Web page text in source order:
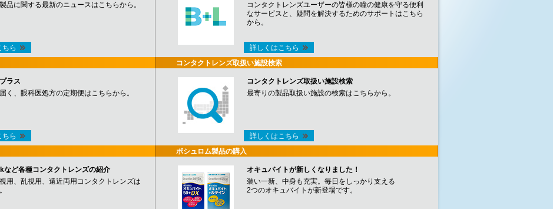
品に関する最新のニュースはこちらから。
ちら
ラス
く、眼科医処方の定期便はこちらから。
ちら
など各種コンタクトレンズの紹介
用、乱視用、遠近両用コンタクトレンズは
コンタクトレンズユーザーの皆様の瞳の健康を守る便利
なサービスと、疑問を解決するためのサポートはこちら
から。
詳しくはこちら
コンタクトレンズ取扱い施設検索
コンタクトレンズ取扱い施設検索
最寄りの製品取扱い施設の検索はこちらから。
詳しくはこちら
ボシュロム製品の購入
オキュバイトが新しくなりました！
装い一新、中身も充実。毎日をしっかり支える
2つのオキュバイトが新登場です。